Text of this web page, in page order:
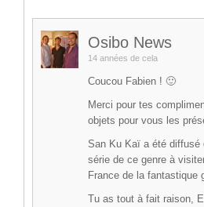
Osibo News
14 années de cela
Coucou Fabien ! 🙂
Merci pour tes
objets pour vous les
San Ku Kaï a été diffusé
série de ce genre à
France de la fantastique
Tu as tout à fait raison,